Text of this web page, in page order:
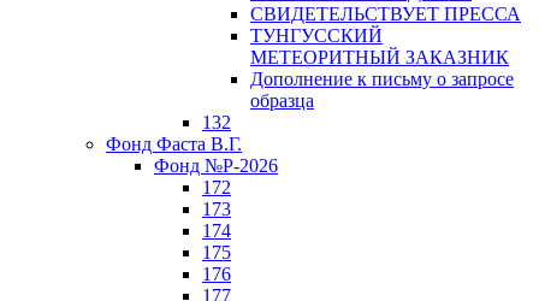
СВИДЕТЕЛЬСТВУЕТ ПРЕССА
ТУНГУССКИЙ
МЕТЕОРИТНЫЙ ЗАКАЗНИК
Дополнение к письму о запросе
образца
132
Фонд Фаста В.Г.
Фонд №Р-2026
172
173
174
175
176
177